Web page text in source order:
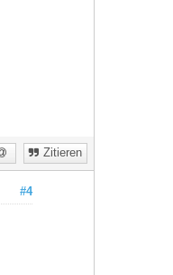
Zitieren
#4